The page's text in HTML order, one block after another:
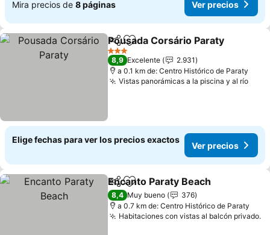
Mira precios de 8 páginas Ver precios
CompartirAgregar a favoritos
Pousada Corsário Paraty
3 Estrellas
8,9 Excelente
2.931
a 0.1 km de: Centro Histórico de Paraty
Vistas panorámicas a la piscina y al ríoVer
Elige fechas para ver los precios exactos
Ver precios
CompartirAgregar a favoritos
Encanto Paraty Beach
8,4 Muy bueno
376
a 0.7 km de: Centro Histórico de Paraty
Habitaciones con vistas al balcón privado.